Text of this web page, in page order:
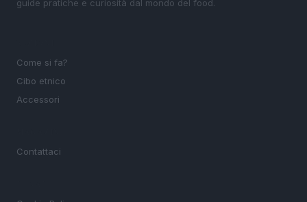
guide pratiche e curiosità dal mondo del food.
Come si fa?
Cibo etnico
Accessori
Contattaci